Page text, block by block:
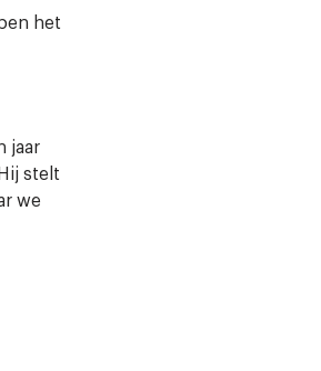
het
jaar
stelt
we